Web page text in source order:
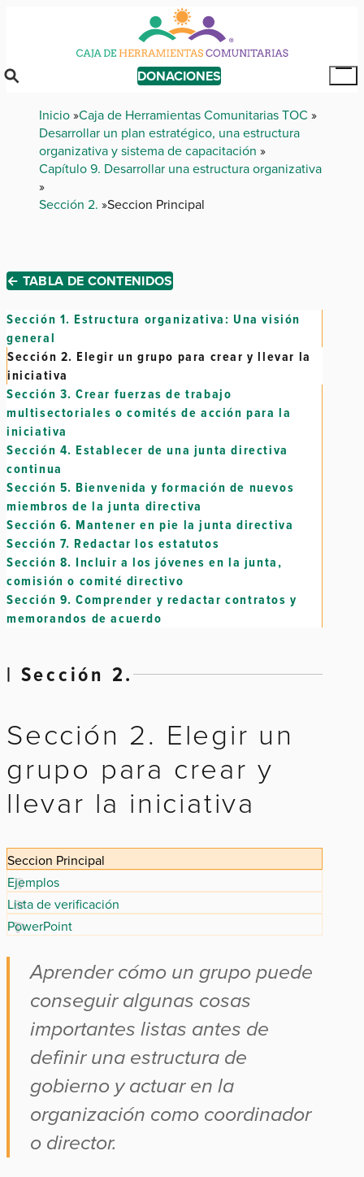
content
DONACIONES
Breadcrumb
Inicio Caja de Herramientas Comunitarias TOC
Desarrollar un plan estratégico, una estructura
organizativa y sistema de capacitación
Capítulo 9. Desarrollar una estructura organizativa
Sección 2. Seccion Principal
← TABLA DE CONTENIDOS
Sección 1. Estructura organizativa: Una visión
general
Sección 2. Elegir un grupo para crear y llevar la
iniciativa
Sección 3. Crear fuerzas de trabajo
multisectoriales o comités de acción para la
iniciativa
Sección 4. Establecer de una junta directiva
continua
Sección 5. Bienvenida y formación de nuevos
miembros de la junta directiva
Sección 6. Mantener en pie la junta directiva
Sección 7. Redactar los estatutos
Sección 8. Incluir a los jóvenes en la junta,
comisión o comité directivo
Sección 9. Comprender y redactar contratos y
memorandos de acuerdo
| Sección 2.
Sección 2. Elegir un
grupo para crear y
llevar la iniciativa
Seccion Principal
Ejemplos
Lista de verificación
PowerPoint
Aprender cómo un grupo puede
conseguir algunas cosas
importantes listas antes de
definir una estructura de
gobierno y actuar en la
organización como coordinador
o director.